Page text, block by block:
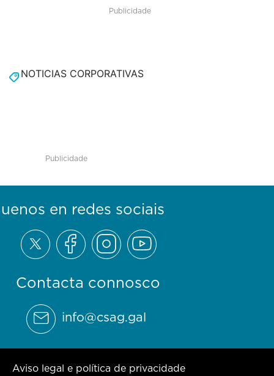
Publicidade
NOTICIAS CORPORATIVAS
Publicidade
Contacta connosco
info@csag.gal
en redes sociais
Aviso legal e política de privacidade